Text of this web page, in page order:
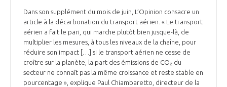
Dans son supplément du mois de juin, L’Opinion consacre un
article à la décarbonation du transport aérien. « Le transport
aérien a fait le pari, qui marche plutôt bien jusque-là, de
multiplier les mesures, à tous les niveaux de la chaîne, pour
réduire son impact […] si le transport aérien ne cesse de
croître sur la planète, la part des émissions de CO₂ du
secteur ne connaît pas la même croissance et reste stable en
pourcentage », explique Paul Chiambaretto, directeur de la